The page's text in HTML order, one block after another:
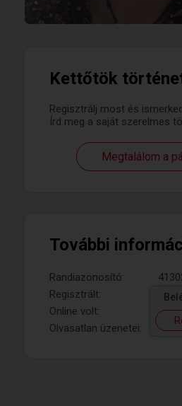
Kettőtök
Regisztrálj most és
Írd meg a saját szerelmes
Megtalálom a
További
Randiazonosító:
Regisztrált:
Online volt:
Olvasatlan üzenetei: